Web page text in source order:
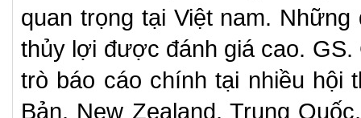
quan trọng tại Việt nam.
thủy lợi được đánh giá cao.
trò báo cáo chính tại nhiều hội
Bản, New Zealand, Trung